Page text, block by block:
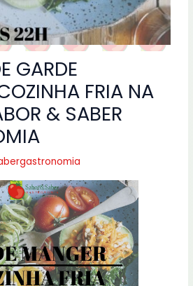
GARDE
FRIA NA
& SABER